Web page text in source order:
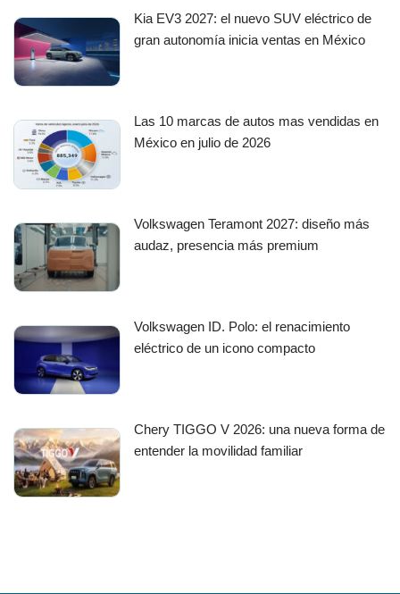
Kia EV3 2027: el nuevo SUV eléctrico de
gran autonomía inicia ventas en México
Las 10 marcas de autos mas vendidas en
México en julio de 2026
Volkswagen Teramont 2027: diseño más
audaz, presencia más premium
Volkswagen ID. Polo: el renacimiento
eléctrico de un icono compacto
Chery TIGGO V 2026: una nueva forma de
entender la movilidad familiar